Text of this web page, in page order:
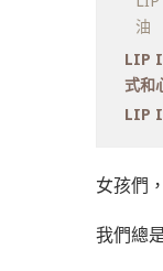
油
LIP
式和
LIP
女孩們
我們總